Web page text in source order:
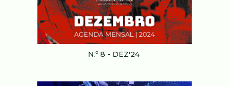
N.º 8 - DEZ'24